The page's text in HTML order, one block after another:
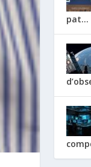
pat...